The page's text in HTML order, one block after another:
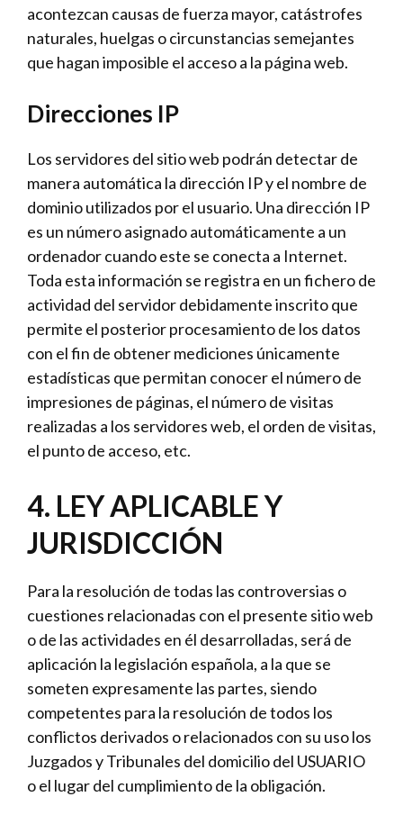
acontezcan causas de fuerza mayor, catástrofes
naturales, huelgas o circunstancias semejantes
que hagan imposible el acceso a la página web.
Direcciones IP
Los servidores del sitio web podrán detectar de
manera automática la dirección IP y el nombre de
dominio utilizados por el usuario. Una dirección IP
es un número asignado automáticamente a un
ordenador cuando este se conecta a Internet.
Toda esta información se registra en un fichero de
actividad del servidor debidamente inscrito que
permite el posterior procesamiento de los datos
con el fin de obtener mediciones únicamente
estadísticas que permitan conocer el número de
impresiones de páginas, el número de visitas
realizadas a los servidores web, el orden de visitas,
el punto de acceso, etc.
4. LEY APLICABLE Y
JURISDICCIÓN
Para la resolución de todas las controversias o
cuestiones relacionadas con el presente sitio web
o de las actividades en él desarrolladas, será de
aplicación la legislación española, a la que se
someten expresamente las partes, siendo
competentes para la resolución de todos los
conflictos derivados o relacionados con su uso los
Juzgados y Tribunales del domicilio del USUARIO
o el lugar del cumplimiento de la obligación.